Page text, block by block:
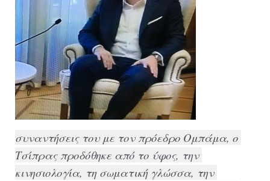
συναντήσεις του με τον πρόεδρο Ομπάμα, o
Τσίπρας προδόθηκε από το ύφος, την
κινησιολογία, τη σωματική γλώσσα, την